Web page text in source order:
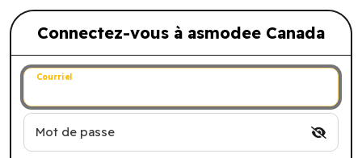
Connectez-vous à asmodee Canada
Connectez-vous à asmodee Canada
Courriel
Mot de passe